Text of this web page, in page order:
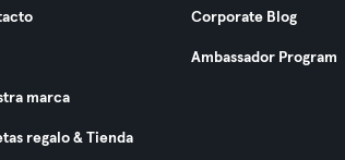
marca
regalo & Tienda
Corporate Blog
Ambassador Program